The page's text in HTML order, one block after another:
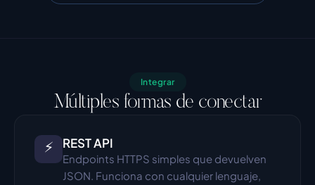
Integrar
Múltiples formas de conectar
⚡ REST API
Endpoints HTTPS simples que devuelven
JSON. Funciona con cualquier lenguaje,